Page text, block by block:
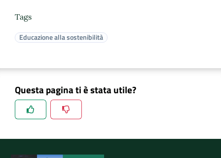
Tags
Educazione alla sostenibilità
Questa pagina ti è stata utile?
Spiegaci perchè, e aiutaci a migliorare il servizio